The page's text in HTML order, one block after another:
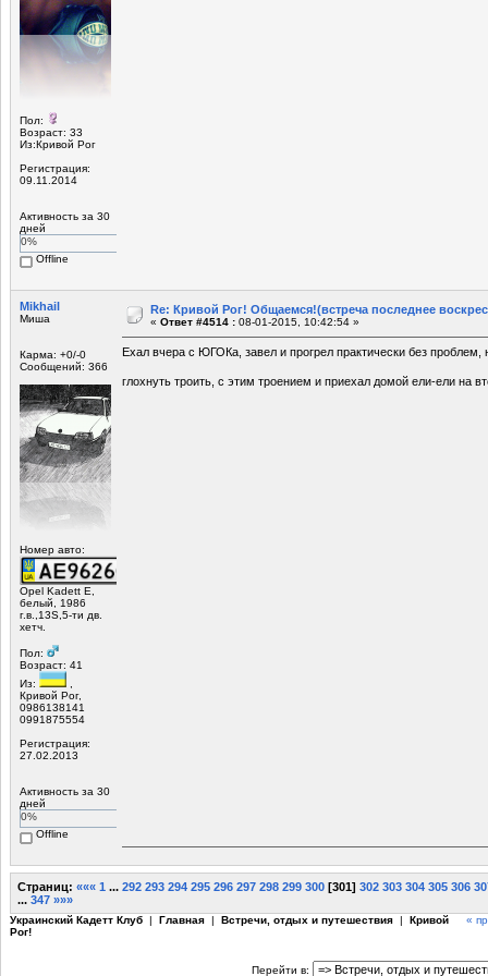
Пол:
Возраст: 33
Из:Кривой Рог
Регистрация:
09.11.2014
Активность за 30
дней
0%
Offline
Mikhail
Миша
Карма: +0/-0
Сообщений: 366
Номер авто:
Opel Kadett E,
белый, 1986
г.в.,13S,5-ти дв.
хетч.
Пол:
Возраст: 41
Из:
,
Кривой Рог,
0986138141
0991875554
Регистрация:
27.02.2013
Активность за 30
дней
0%
Offline
Re: Кривой Рог! Общаемся!(встреча последнее
« Ответ #4514 : 08-01-2015, 10:42:54 »
Ехал вчера с ЮГОКа, завел и прогрел практически без проблем,
глохнуть троить, с этим троением и приехал домой ели-ели на
Страниц: ««« 1 ... 292 293 294 295 296 297 298 299 300 [301] 302 303 304 305 306
... 347 »»»
Украинский Кадетт Клуб | Главная | Встречи, отдых и путешествия | Кривой
Рог!
«
Перейти в: